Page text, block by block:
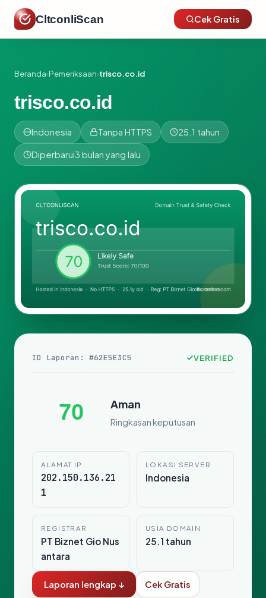
CltconliScan Cek Gratis
Beranda›Pemeriksaan›trisco.co.id
trisco.co.id
Indonesia Tanpa HTTPS 25.1 tahun
Diperbarui3 bulan yang lalu
ID Laporan: #62E5E3C5 VERIFIED
70 Aman
Ringkasan keputusan
ALAMAT IP
202.150.136.21
1
LOKASI SERVER
Indonesia
REGISTRAR
PT Biznet Gio Nus
antara
USIA DOMAIN
25.1 tahun
Laporan lengkap ↓ Cek Gratis